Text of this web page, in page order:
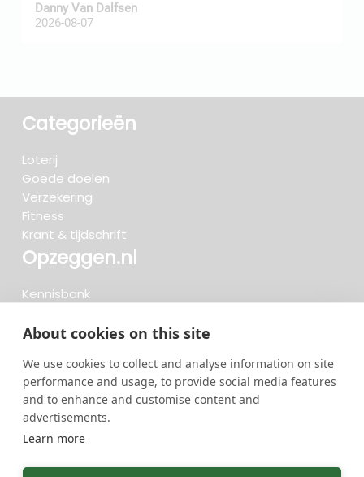
About cookies on this site
We use cookies to collect and analyse information on site
performance and usage, to provide social media features
and to enhance and customise content and
advertisements.
Learn more
Danny Van Dalfsen
2026-08-07
Categorieën
Loterij
Goede doelen
Verzekering
Fitness
Krant & tijdschrift
Opzeggen.nl
Kennisbank
Beoordelingen
Meteen opzeggen
722 opzeggingen afgelopen 30 dagen - 3.666.127